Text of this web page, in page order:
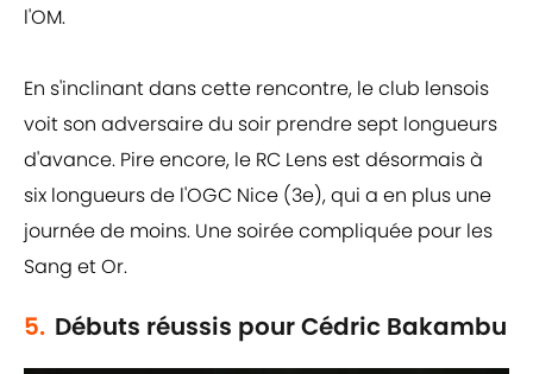
l'OM.
En s'inclinant dans cette rencontre, le club lensois
voit son adversaire du soir prendre sept longueurs
d'avance. Pire encore, le RC Lens est désormais à
six longueurs de l'OGC Nice (3e), qui a en plus une
journée de moins. Une soirée compliquée pour les
Sang et Or.
5. Débuts réussis pour Cédric Bakambu